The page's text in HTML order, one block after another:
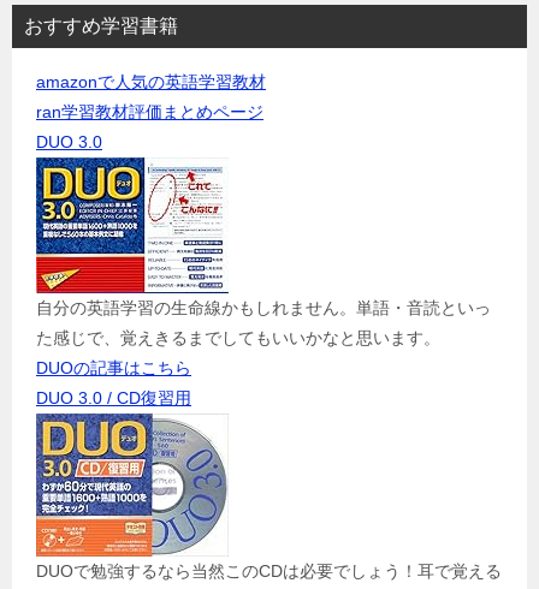
おすすめ学習書籍
amazonで人気の英語学習教材
ran学習教材評価まとめページ
DUO 3.0
自分の英語学習の生命線かもしれません。単語・音読といっ
た感じで、覚えきるまでしてもいいかなと思います。
DUOの記事はこちら
DUO 3.0 / CD復習用
DUOで勉強するなら当然このCDは必要でしょう！耳で覚える